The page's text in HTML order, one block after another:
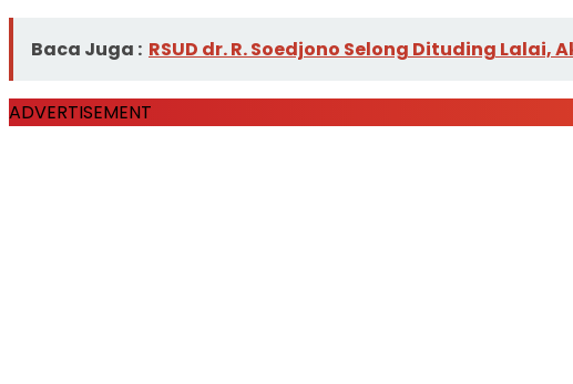
Baca Juga : RSUD dr. R. Soedjono Selong Dituding
ADVERTISEMENT